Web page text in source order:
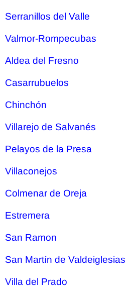
Serranillos del Valle
Valmor-Rompecubas
Aldea del Fresno
Casarrubuelos
Chinchón
Villarejo de Salvanés
Pelayos de la Presa
Villaconejos
Colmenar de Oreja
Estremera
San Ramon
San Martín de Valdeiglesias
Villa del Prado